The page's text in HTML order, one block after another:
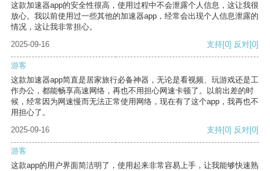
这款加速器app的安全性很高，使用过程中不会泄露个人信息，这让我很
放心。我以前使用过一些其他的加速器app，经常会出现个人信息泄露的
情况，这让我非常担心。
2025-09-16
支持[0] 反对[0]
游客
这款加速器app简直是居家旅行必备神器，无论是看视频、玩游戏还是工
作办公，都能畅享高速网络，再也不用担心网速卡顿了。以前出差的时
候，经常因为网速慢而无法正常使用网络，现在有了这个app，我再也不
用担心了。
2025-09-16
支持[0] 反对[0]
游客
这款app的用户界面简洁明了，使用起来非常容易上手，让我能够快速熟